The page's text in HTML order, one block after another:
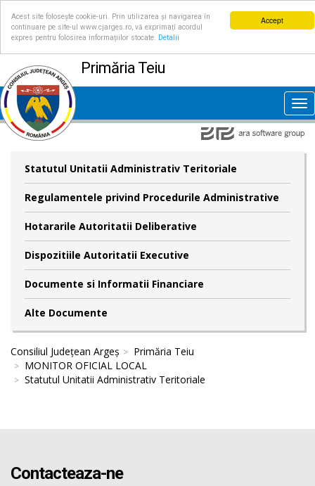
Accept
Acest site folosește cookie-uri. Prin utilizarea și navigarea în
continuare pe site-ul www.cjarges.ro, vă exprimați acordul
expres pentru folosirea informațiilor stocate.
Detalii
Primăria Teiu
Statutul Unitatii Administrativ Teritoriale
Regulamentele privind Procedurile Administrative
Hotararile Autoritatii Deliberative
Dispozitiile Autoritatii Executive
Documente si Informatii Financiare
Alte Documente
Consiliul Județean Argeș
Primăria Teiu
MONITOR OFICIAL LOCAL
Statutul Unitatii Administrativ Teritoriale
Contacteaza-ne